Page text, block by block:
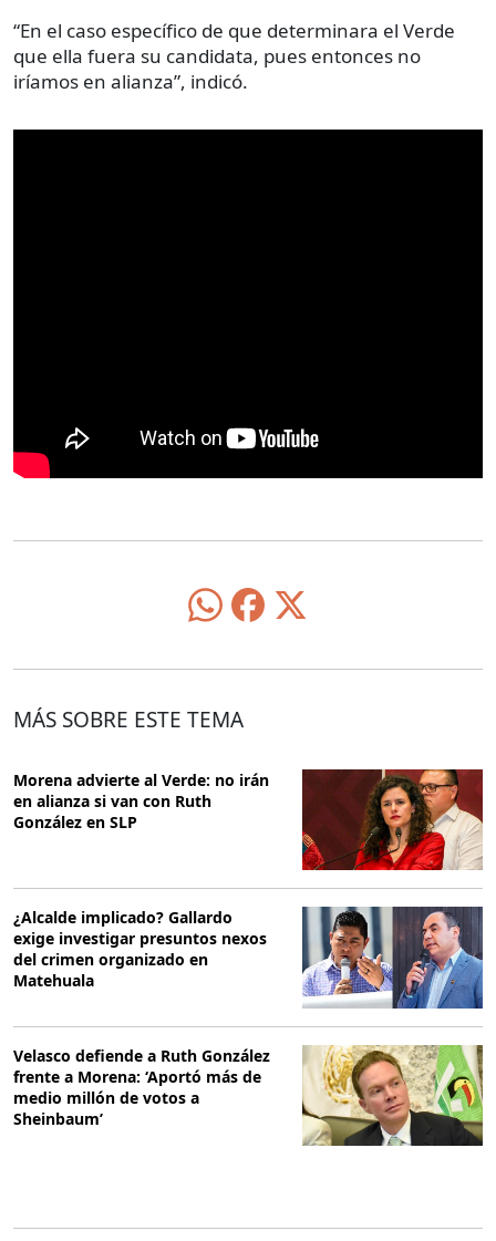
“En el caso específico de que determinara el Verde
que ella fuera su candidata, pues entonces no
iríamos en alianza”, indicó.
MÁS SOBRE ESTE TEMA
Morena advierte al Verde: no irán
en alianza si van con Ruth
González en SLP
¿Alcalde implicado? Gallardo
exige investigar presuntos nexos
del crimen organizado en
Matehuala
Velasco defiende a Ruth González
frente a Morena: ‘Aportó más de
medio millón de votos a
Sheinbaum’